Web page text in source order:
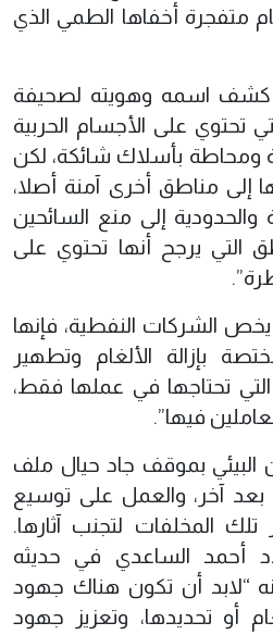
متفجرة أخفاها الطمي الذي
اسمه وهويته لصحيفة
تحتوي على الأجسام الحربية
بأسلاك شائكة، لكن
إلى مناطق أخرى آمنة أصلا،
والحدودية إلى منع السائحين
التي يرجح أنها تحتوي على
الشركات النفطية، فإنها
بإزالة الألغام وتطهير
تحتاجها في عملها فقط،
فيها”.
بموقف جاد حيال ملف
بعد آخر، والعمل على توسيع
المخلفات لتجنب آثارها.
أحمد الساعدي في حديثه
“لابد أن تكون هناك جهود
أو تحديدها، وتعزيز جهود